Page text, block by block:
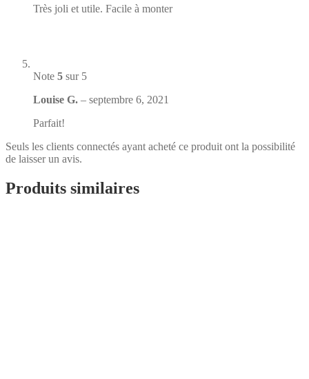
Très joli et utile. Facile à monter
Note 5 sur 5
Louise G. – septembre 6, 2021
Parfait!
Seuls les clients connectés ayant acheté ce produit ont la possibilité
de laisser un avis.
Produits similaires